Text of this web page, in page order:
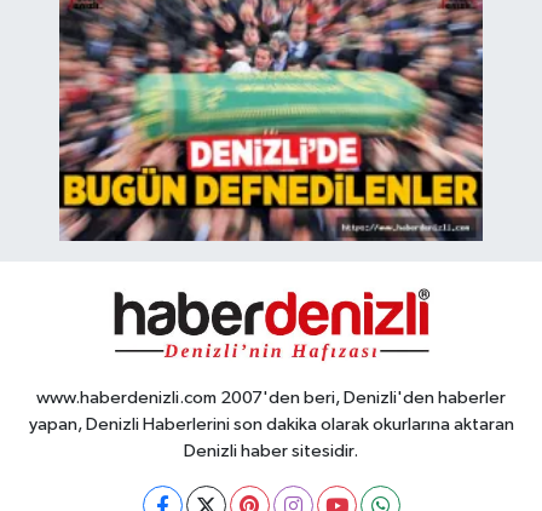
www.haberdenizli.com 2007'den beri, Denizli'den haberler
yapan, Denizli Haberlerini son dakika olarak okurlarına aktaran
Denizli haber sitesidir.